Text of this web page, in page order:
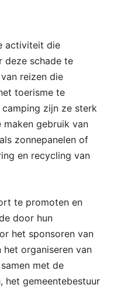
activiteit die
deze schade te
reizen die
toerisme te
zijn ze sterk
gebruik van
zonnepanelen of
en recycling van
te promoten en
door hun
het sponsoren van
organiseren van
met de
het gemeentebestuur